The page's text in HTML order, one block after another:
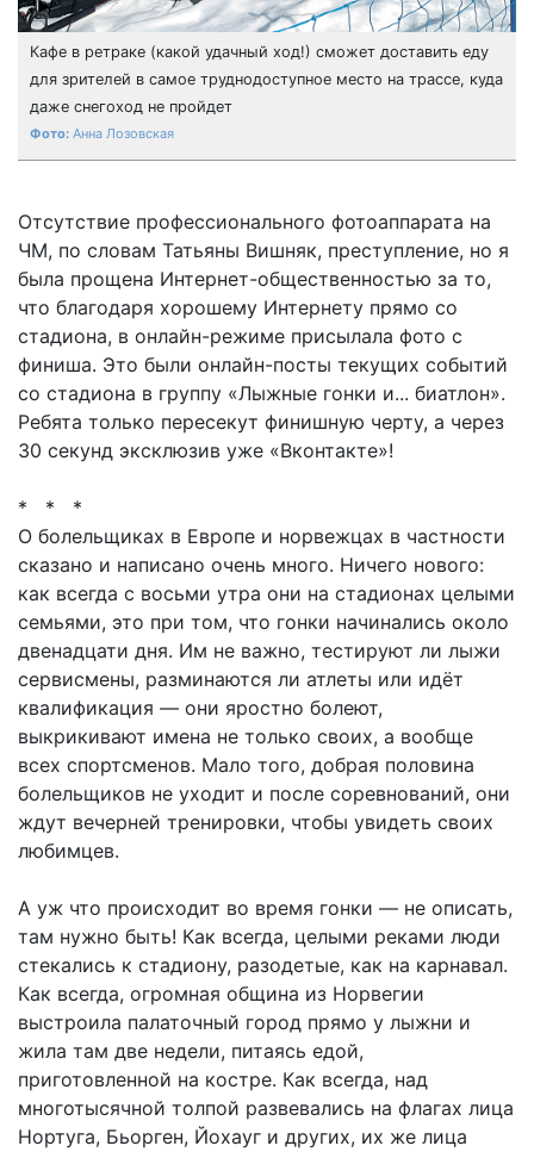
Кафе в ретраке (какой удачный ход!) сможет доставить еду
для зрителей в самое труднодоступное место на трассе, куда
даже снегоход не пройдет
Анна Лозовская
Отсутствие профессионального фотоаппарата на
ЧМ, по словам Татьяны Вишняк, преступление, но я
была прощена Интернет-общественностью за то,
что благодаря хорошему Интернету прямо со
стадиона, в онлайн-режиме присылала фото с
финиша. Это были онлайн-посты текущих событий
со стадиона в группу «Лыжные гонки и... биатлон».
Ребята только пересекут финишную черту, а через
30 секунд эксклюзив уже «Вконтакте»!
* * *
О болельщиках в Европе и норвежцах в частности
сказано и написано очень много. Ничего нового:
как всегда с восьми утра они на стадионах целыми
семьями, это при том, что гонки начинались около
двенадцати дня. Им не важно, тестируют ли лыжи
сервисмены, разминаются ли атлеты или идёт
квалификация — они яростно болеют,
выкрикивают имена не только своих, а вообще
всех спортсменов. Мало того, добрая половина
болельщиков не уходит и после соревнований, они
ждут вечерней тренировки, чтобы увидеть своих
любимцев.
А уж что происходит во время гонки — не описать,
там нужно быть! Как всегда, целыми реками люди
стекались к стадиону, разодетые, как на карнавал.
Как всегда, огромная община из Норвегии
выстроила палаточный город прямо у лыжни и
жила там две недели, питаясь едой,
приготовленной на костре. Как всегда, над
многотысячной толпой развевались на флагах лица
Нортуга, Бьорген, Йохауг и других, их же лица